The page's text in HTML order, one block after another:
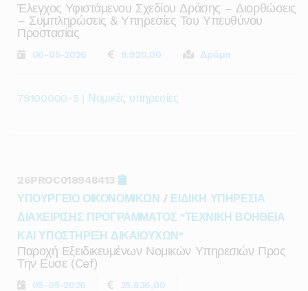
Έλεγχος Υφιστάμενου Σχεδίου Δράσης – Διορθώσεις
– Συμπληρώσεις & Υπηρεσίες Του Υπευθύνου
Προστασίας
06-05-2026 9.920,00 Δράμα
79100000-5 | Νομικές υπηρεσίες
26PROC018948413
ΥΠΟΥΡΓΕΙΟ ΟΙΚΟΝΟΜΙΚΩΝ / ΕΙΔΙΚΗ ΥΠΗΡΕΣΙΑ
ΔΙΑΧΕΙΡΙΣΗΣ ΠΡΟΓΡΑΜΜΑΤΟΣ "ΤΕΧΝΙΚΗ ΒΟΗΘΕΙΑ
ΚΑΙ ΥΠΟΣΤΗΡΙΞΗ ΔΙΚΑΙΟΥΧΩΝ"
Παροχή Εξειδικευμένων Νομικών Υπηρεσιών Προς
Την Ευσε (cef)
05-05-2026
35.836,00